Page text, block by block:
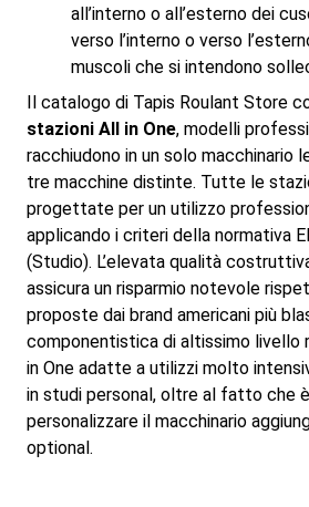
all’interno o all’esterno dei
verso l’interno o verso
muscoli che si intendono
Il catalogo di Tapis Roulant Store
stazioni All in One, modelli
racchiudono in un solo macchinario
tre macchine distinte. Tutte le
progettate per un utilizzo
applicando i criteri della normativa
(Studio). L’elevata qualità
assicura un risparmio notevole
proposte dai brand americani più
componentistica di altissimo livello
in One adatte a utilizzi molto
in studi personal, oltre al fatto che
personalizzare il macchinario
optional.